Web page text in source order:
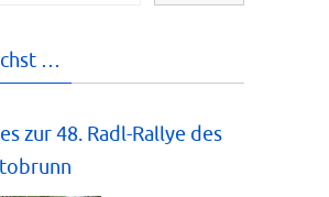
…
zur 48. Radl-Rallye des